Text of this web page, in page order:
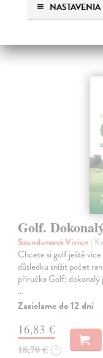
NASTAVENIA
17,01 €
Golf.
Saundersová Vivien |
Chcete si golf ještě
důsledku snížit počet
příručka Golf: dokonalý
…
Zasielame do 12 dní
16,83 €
18,70 € ?